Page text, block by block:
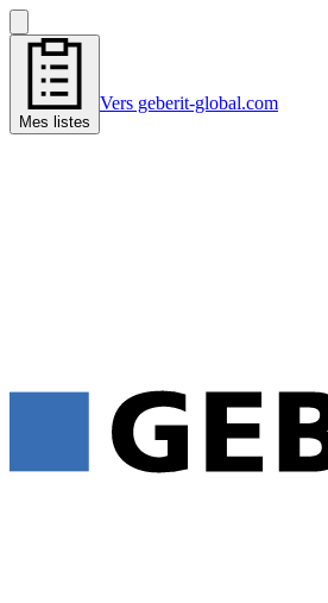
Mes listes
Vers geberit-global.com